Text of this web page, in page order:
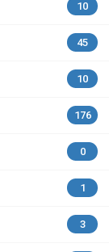
10
45
10
176
0
1
3